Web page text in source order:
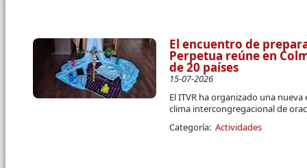
El encuentro de
Perpetua reúne en
de 20 países
15-07-2026
El ITVR ha organizado una
clima intercongregacional de
Categoría: Actividades